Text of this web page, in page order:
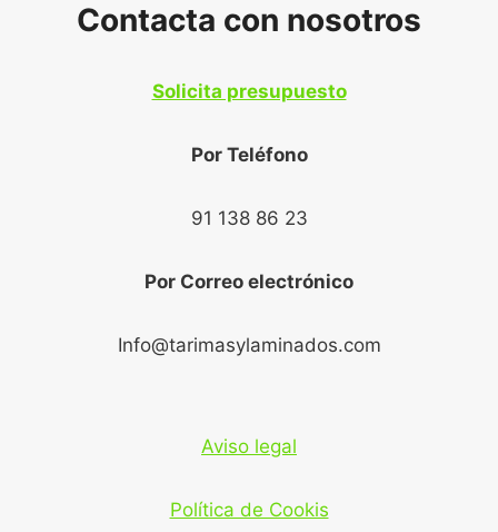
Contacta con nosotros
Solicita presupuesto
Por Teléfono
91 138 86 23
Por Correo electrónico
Info@tarimasylaminados.com
Aviso legal
Política de Cookis